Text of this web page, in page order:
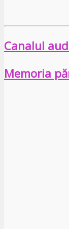
Canalul
Memoria